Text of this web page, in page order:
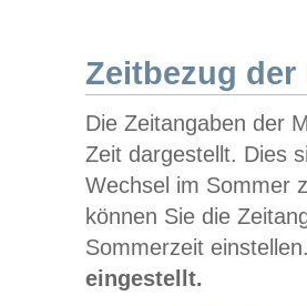
Zeitbezug der
Die Zeitangaben der
Zeit dargestellt. Dies
Wechsel im Sommer
können Sie die
Sommerzeit
eingestellt.